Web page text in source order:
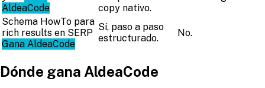
AldeaCode
copy nativo.
Schema HowTo para
rich results en SERP
Gana AldeaCode
Sí, paso a paso
estructurado.
No.
Dónde gana AldeaCode